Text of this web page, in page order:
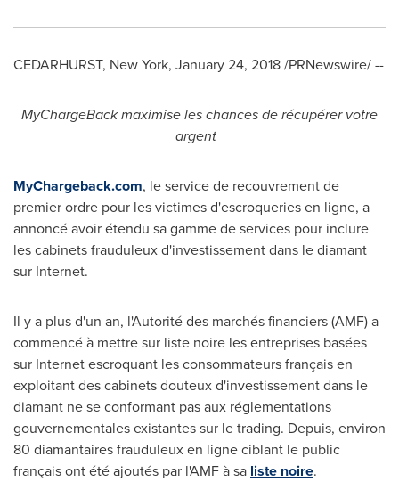
CEDARHURST, New York, January 24, 2018/PRNewswire/ --
MyChargeBack maximise les chances de récupérer votre
argent
MyChargeback.com, le service de recouvrement de
premier ordre pour les victimes d'escroqueries en ligne, a
annoncé avoir étendu sa gamme de services pour inclure
les cabinets frauduleux d'investissement dans le diamant
sur Internet.
Il y a plus d'un an, l'Autorité des marchés financiers (AMF) a
commencé à mettre sur liste noire les entreprises basées
sur Internet escroquant les consommateurs français en
exploitant des cabinets douteux d'investissement dans le
diamant ne se conformant pas aux réglementations
gouvernementales existantes sur le trading. Depuis, environ
80 diamantaires frauduleux en ligne ciblant le public
français ont été ajoutés par l'AMF à sa liste noire.